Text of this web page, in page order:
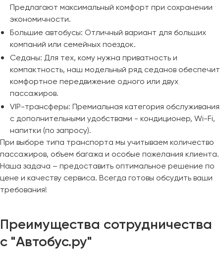
Предлагают максимальный комфорт при сохранении
экономичности.
Большие автобусы: Отличный вариант для больших
компаний или семейных поездок.
Седаны: Для тех, кому нужна приватность и
компактность, наш модельный ряд седанов обеспечит
комфортное передвижение одного или двух
пассажиров.
VIP-трансферы: Премиальная категория обслуживания
с дополнительными удобствами - кондиционер, Wi-Fi,
напитки (по запросу).
При выборе типа транспорта мы учитываем количество
пассажиров, объем багажа и особые пожелания клиента.
Наша задача – предоставить оптимальное решение по
цене и качеству сервиса. Всегда готовы обсудить ваши
требования!
Преимущества сотрудничества
с "Автобус.ру"